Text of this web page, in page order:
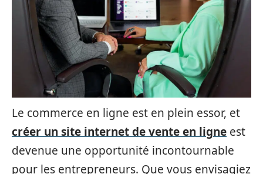
Le commerce en ligne est en plein essor, et
créer un site internet de vente en ligne est
devenue une opportunité incontournable
pour les entrepreneurs. Que vous envisagiez